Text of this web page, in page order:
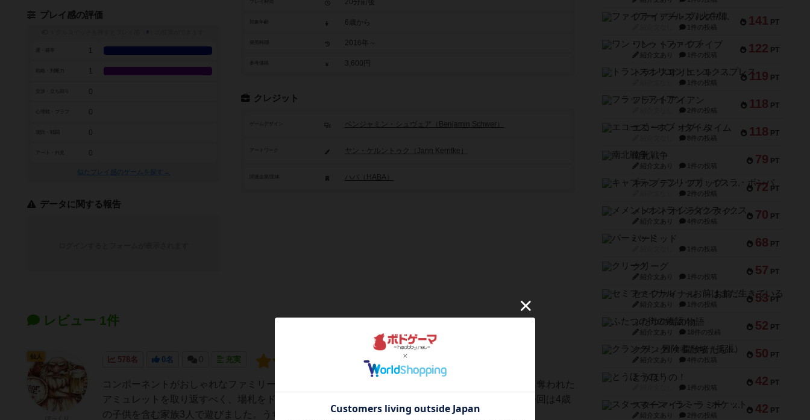
20分前後
6歳から
2016年～
参考価格 3,600円
クレジット
ゲームデザイン ベンジャミン・シュヴェア（Benjamin Schwer）
アートワーク ヤン・ケルントゥク（Jann Kerntke）
ハバ（HABA）
プレイ感の評価
※
1
戦略・判断力 1
0
0
0
アート・外見 0
似たプレイ感のゲームを探す→
データに関する報告
レビュー 1件
578名 0名 0 充実
コンポーネントがおしゃれなファミリー向けボードゲームです。カスカリアの英雄たちは、トロルに奪われた
アミュレットを取り返すべく、場札をドローしたり手札をプレイして目的地の火山を目指します。今回は4歳
の子供を含む家族3人で遊びました。うちの子はややボードゲーム慣れしているので他...
仙人
141 PT
ファイアー・ブルズ / 火牛陣
1件の投稿
122 PT
ワン・トゥ・ファイブ
紹介文あり 1件の投稿
119 PT
トランスオリエント・エクスプレス
1件の投稿
118 PT
フラットアイアン
2件の投稿
118 PT
エコーズ・オブ・タイム
8件の投稿
79 PT
南北戦争
紹介文あり 1件の投稿
72 PT
キャプテン・フリップ：イスラ・ボンバ
2件の投稿
70 PT
メメントオンラインタクティクス
紹介文あり 4件の投稿
68 PT
パーミッド
1件の投稿
57 PT
クリーグ
紹介文あり 1件の投稿
53 PT
セミファイナル ～お前はまだ生きている～
紹介文あり 1件の投稿
52 PT
ふたつの街の物語
紹介文あり 18件の投稿
50 PT
クランク! ：冒険者たち（拡張）
紹介文あり 4件の投稿
42 PT
とうほうの！
1件の投稿
42 PT
スターマイン・ラミー ポケット
紹介文あり 2件の投稿